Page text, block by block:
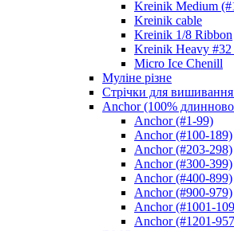
Kreinik Medium
Kreinik cable
Kreinik 1/8 Ribbon
Kreinik Heavy
Micro Ice Chenill
Муліне різне
Стрічки для
Anchor (100%
Anchor (#1-99)
Anchor (#100-189)
Anchor (#203-298)
Anchor (#300-399)
Anchor (#400-899)
Anchor (#900-979)
Anchor (#1001-
Anchor (#1201-